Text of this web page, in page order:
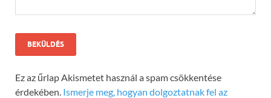
Ez az űrlap Akismetet használ a spam csökkentése
érdekében. Ismerje meg, hogyan dolgoztatnak fel az